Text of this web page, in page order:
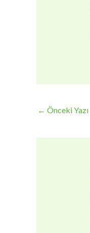
← Önceki Yazı